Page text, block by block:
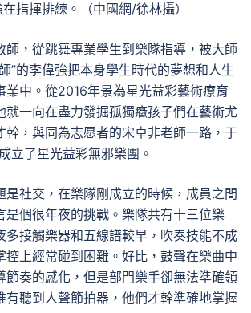
指揮排練。（中國網/徐林攝）
師，從跳舞專業學生到樂隊指導，被大師
”的李偉強把本身學生時代的夢想和人生
業中。從2016年景為星光益彩藝術療育
就一向在盡力發掘孤獨癥孩子們在藝術尤
幹，與同為志愿者的宋卓非老師一路，于
立了星光益彩無邪樂團。
是社交，在樂隊剛成立的時候，成員之間
是個很年夜的挑戰。樂隊共有十三位樂
多接觸樂器和五線譜較早，吹奏技能不成
控上經常碰到困難。好比，鼓聲在樂曲中
節奏的感化，但是部門樂手卻無法準確領
有聽到人聲節拍器，他們才幹準確地掌握